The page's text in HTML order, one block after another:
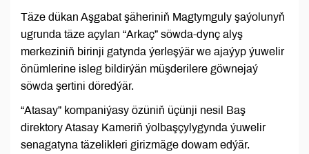
Täze dükan Aşgabat şäheriniň Magtymguly şaýolunyň
ugrunda täze açylan “Arkaç” söwda-dynç alyş
merkeziniň birinji gatynda ýerleşýär we ajaýyp ýuwelir
önümlerine isleg bildirýän müşderilere göwnejaý
söwda şertini döredýär.
“Atasay” kompaniýasy özüniň üçünji nesil Baş
direktory Atasay Kameriň ýolbaşçylygynda ýuwelir
senagatyna täzelikleri girizmäge dowam edýär.